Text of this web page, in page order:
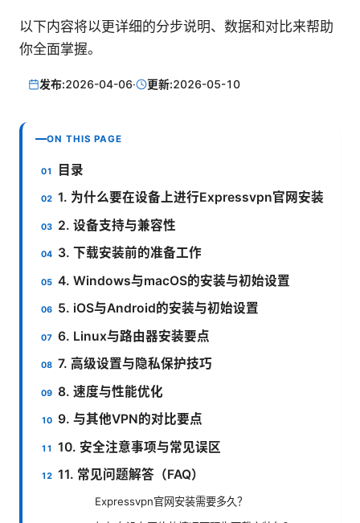
以下内容将以更详细的分步说明、数据和对比来帮助
你全面掌握。
发布:2026-04-06· 更新:2026-05-10
ON THIS PAGE
目录
1. 为什么要在设备上进行Expressvpn官网安装
2. 设备支持与兼容性
3. 下载安装前的准备工作
4. Windows与macOS的安装与初始设置
5. iOS与Android的安装与初始设置
6. Linux与路由器安装要点
7. 高级设置与隐私保护技巧
8. 速度与性能优化
9. 与其他VPN的对比要点
10. 安全注意事项与常见误区
11. 常见问题解答（FAQ）
Expressvpn官网安装需要多久？